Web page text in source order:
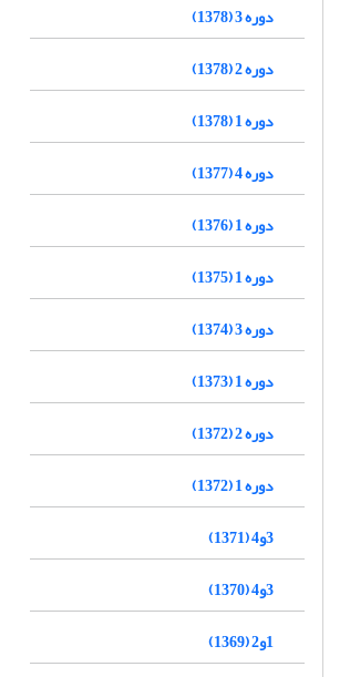
دوره 3 (1378)
دوره 2 (1378)
دوره 1 (1378)
دوره 4 (1377)
دوره 1 (1376)
دوره 1 (1375)
دوره 3 (1374)
دوره 1 (1373)
دوره 2 (1372)
دوره 1 (1372)
3و4 (1371)
3و4 (1370)
1و2 (1369)